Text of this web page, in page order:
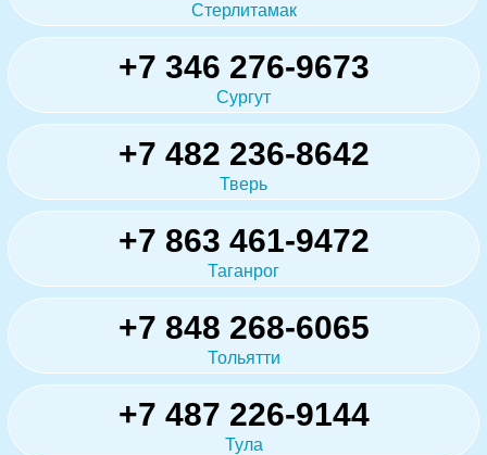
Стерлитамак
+7 346 276-9673
Сургут
+7 482 236-8642
Тверь
+7 863 461-9472
Таганрог
+7 848 268-6065
Тольятти
+7 487 226-9144
Тула